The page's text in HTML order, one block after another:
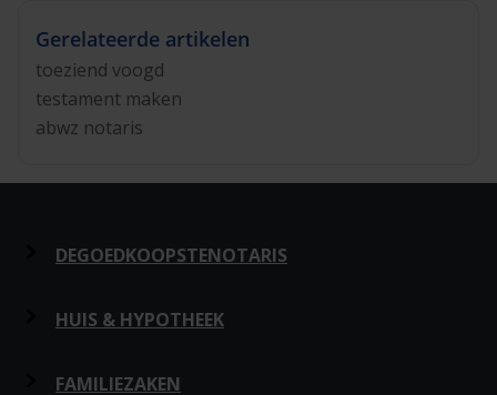
Gerelateerde artikelen
toeziend voogd
testament maken
abwz notaris
DEGOEDKOOPSTENOTARIS
Over ons
Privacy
HUIS & HYPOTHEEK
Hypotheek en Levering
FAMILIEZAKEN